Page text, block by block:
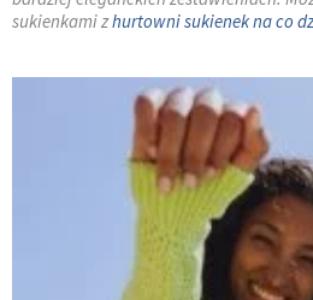
sukienkami zhurtowni sukienek na co